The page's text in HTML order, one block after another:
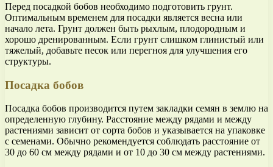
Перед посадкой бобов необходимо подготовить грунт.
Оптимальным временем для посадки является весна или
начало лета. Грунт должен быть рыхлым, плодородным и
хорошо дренированным. Если грунт слишком глинистый или
тяжелый, добавьте песок или перегноя для улучшения его
структуры.
Посадка бобов
Посадка бобов производится путем закладки семян в землю на
определенную глубину. Расстояние между рядами и между
растениями зависит от сорта бобов и указывается на упаковке
с семенами. Обычно рекомендуется соблюдать расстояние от
30 до 60 см между рядами и от 10 до 30 см между растениями.